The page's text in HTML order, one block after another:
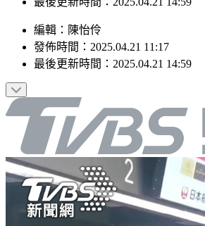
發佈時間：2025.04.21 11:17
最後更新時間：2025.04.21 14:59